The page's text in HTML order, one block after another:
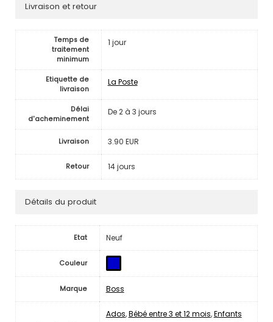
Livraison et retour
Temps de
traitement
minimum
1 jour
Etiquette de
livraison
La Poste
Délai
d'acheminement
De 2 à 3 jours
Livraison 3.90 EUR
Retour 14 jours
Détails du produit
Etat Neuf
Couleur
Marque Boss
Ados,Bébé entre 3 et 12 mois,Enfants